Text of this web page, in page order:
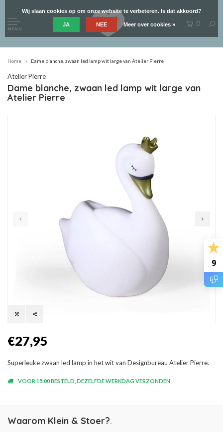
9
MENU
0
Home Dame blanche, zwaan led lamp wit large van Atelier Pierre
Atelier Pierre
Dame blanche, zwaan led lamp wit large van
Atelier Pierre
€27,95
Superleuke zwaan led lamp in het wit van Designbureau Atelier Pierre.
VOOR 15:00 BESTELD, DEZELFDE WERKDAG VERZONDEN
Waarom Klein & Stoer?.
Wij slaan cookies op om onze website te verbeteren. Is dat akkoord?
JA NEE Meer over cookies »